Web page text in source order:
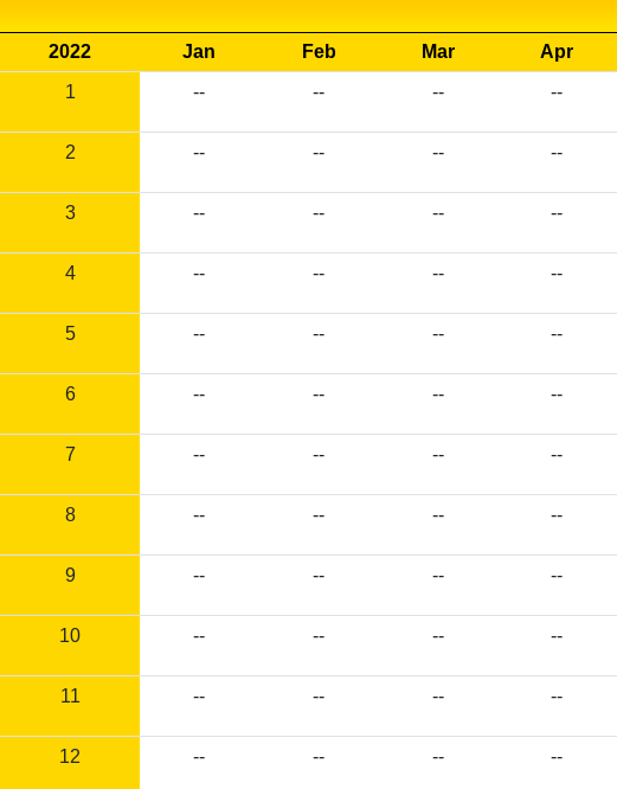
2022 Jan Feb Mar Apr
1
-- -- -- --
2 -- -- -- --
3 -- -- -- --
4 -- -- -- --
5 -- -- -- --
6 -- -- -- --
7 -- -- -- --
8 -- -- -- --
9 -- -- -- --
10 -- -- -- --
11 -- -- -- --
12 -- -- -- --